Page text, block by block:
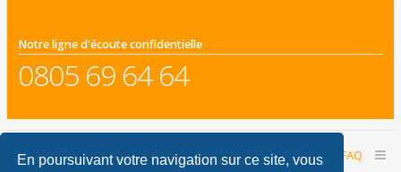
En poursuivant votre navigation sur ce site, vous
Notre ligne d'écoute confidentielle
0805 69 64 64
Accueil du forum FAQ
Nous contacter